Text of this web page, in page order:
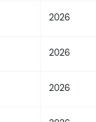
2026
2026
2026